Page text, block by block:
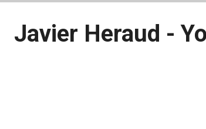
Javier Heraud -